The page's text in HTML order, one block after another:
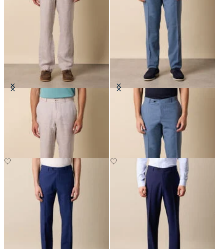
Hosen aus Leinen
Tropical-Hose aus reiner
Schurwolle
CHF 152.50